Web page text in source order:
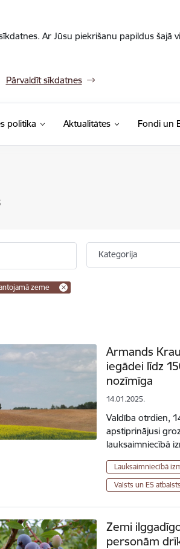
Ar Jūsu piekrišanu papildus
Pārvaldīt sīkdatnes
politika Aktualitātes Fondi un
Kategorija
zeme
Armands
iegādei līdz
nozīmīga
14.01.2025.
Valdība otrdien,
apstiprinājusi
lauksaimniecībā
Lauksaimniecībā
Valsts un ES atbalsts
Zemi
personām